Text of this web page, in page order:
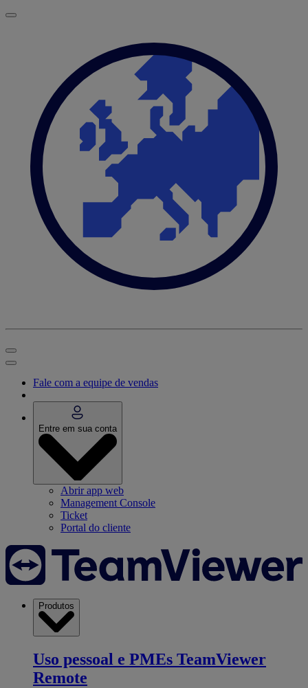
Fale com a equipe de vendas
Entre em sua conta
Abrir app web
Management Console
Ticket
Portal do cliente
Produtos
Uso pessoal e PMEs TeamViewer
Remote